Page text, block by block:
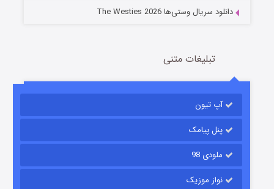
مردگان متحرک: شهر مرده ۳
دانلود سریال وستی‌ها The Westies 2026
تبلیغات متنی
آپ تیون
پنل پیامک
ملودی 98
نواز موزیک